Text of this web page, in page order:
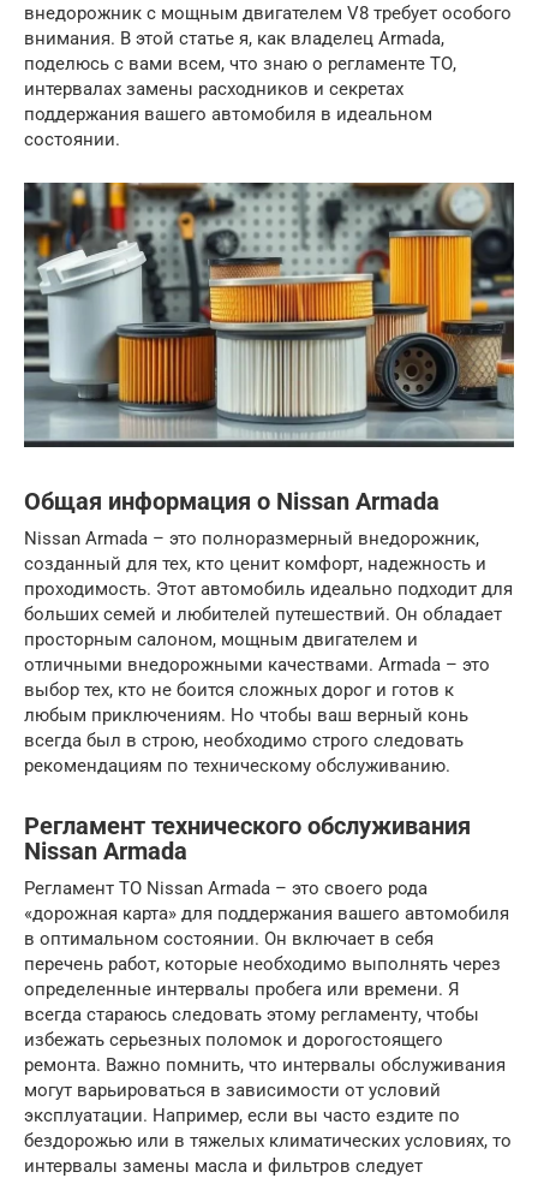
внедорожник с мощным двигателем V8 требует особого
внимания. В этой статье я, как владелец Armada,
поделюсь с вами всем, что знаю о регламенте ТО,
интервалах замены расходников и секретах
поддержания вашего автомобиля в идеальном
состоянии.
Общая информация о Nissan Armada
Nissan Armada – это полноразмерный внедорожник,
созданный для тех, кто ценит комфорт, надежность и
проходимость. Этот автомобиль идеально подходит для
больших семей и любителей путешествий. Он обладает
просторным салоном, мощным двигателем и
отличными внедорожными качествами. Armada – это
выбор тех, кто не боится сложных дорог и готов к
любым приключениям. Но чтобы ваш верный конь
всегда был в строю, необходимо строго следовать
рекомендациям по техническому обслуживанию.
Регламент технического обслуживания
Nissan Armada
Регламент ТО Nissan Armada – это своего рода
«дорожная карта» для поддержания вашего автомобиля
в оптимальном состоянии. Он включает в себя
перечень работ, которые необходимо выполнять через
определенные интервалы пробега или времени. Я
всегда стараюсь следовать этому регламенту, чтобы
избежать серьезных поломок и дорогостоящего
ремонта. Важно помнить, что интервалы обслуживания
могут варьироваться в зависимости от условий
эксплуатации. Например, если вы часто ездите по
бездорожью или в тяжелых климатических условиях, то
интервалы замены масла и фильтров следует